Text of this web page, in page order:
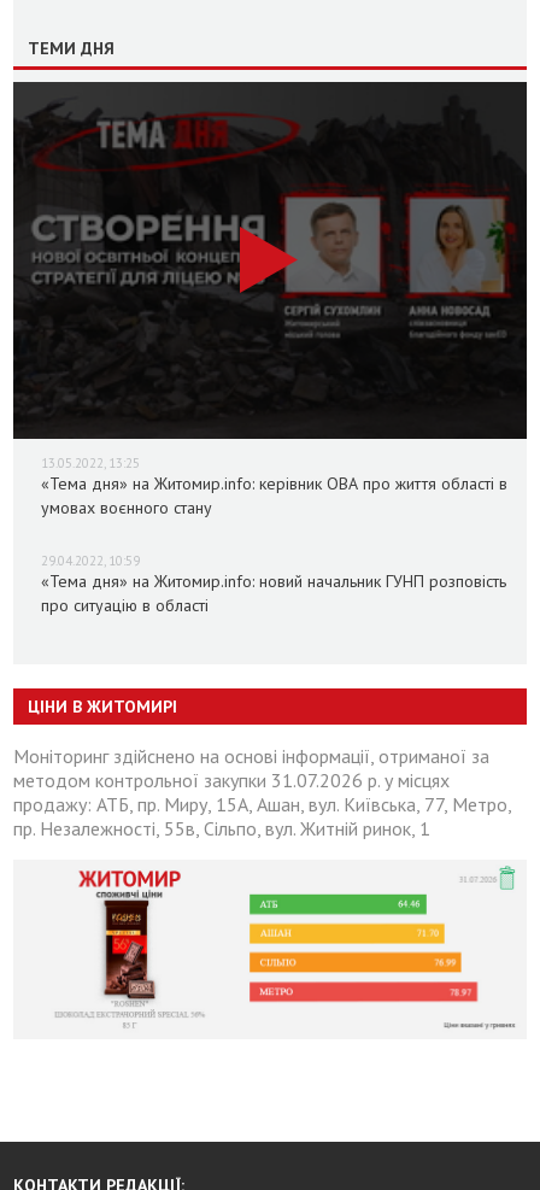
ТЕМИ ДНЯ
13.05.2022, 13:25
«Тема дня» на Житомир.info: керівник ОВА про життя області в
умовах воєнного стану
29.04.2022, 10:59
«Тема дня» на Житомир.info: новий начальник ГУНП розповість
про ситуацію в області
ЦІНИ В ЖИТОМИРІ
Моніторинг здійснено на основі інформації, отриманої за
методом контрольної закупки 31.07.2026 р. у місцях
продажу: АТБ, пр. Миру, 15А, Ашан, вул. Київська, 77, Метро,
пр. Незалежності, 55в, Сільпо, вул. Житній ринок, 1
КОНТАКТИ РЕДАКЦІЇ: